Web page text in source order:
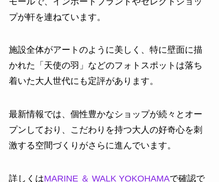
プが軒を連ねています。
施設全体がアートのように美しく、特に壁面に描
かれた「天使の羽」などのフォトスポットは落ち
着いた大人世代にも定評があります。
最新情報では、個性豊かなショップが続々とオー
プンしており、こだわりを持つ大人の好奇心を刺
激する空間づくりがさらに進んでいます。
詳しくはMARINE ＆ WALK YOKOHAMAで確認で